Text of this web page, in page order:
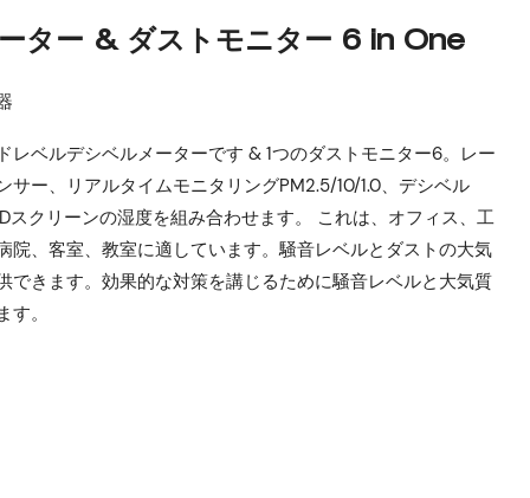
ター & ダストモニター 6 in One
レベルデシベルメーターです & 1つのダストモニター6。レー
サー、リアルタイムモニタリングPM2.5/10/1.0、デシベル
スクリーンの湿度を組み合わせます。 これは、オフィス、工
院、客室、教室に適しています。騒音レベルとダストの大気
できます。効果的な対策を講じるために騒音レベルと大気質
。